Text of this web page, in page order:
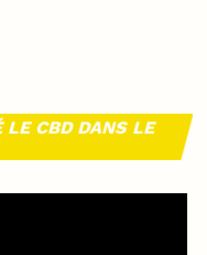
LE CBD DANS LE